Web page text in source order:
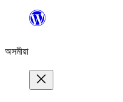
বিষয়বস্তুলৈ
অসমীয়া